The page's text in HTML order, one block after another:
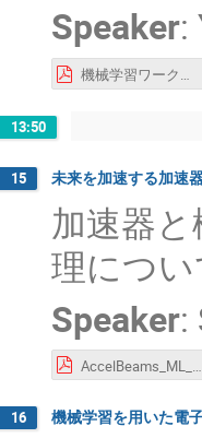
Speaker:
機械学習ワークショップ_末次.pdf
13:50
15 未来を加速する加速
加速器
理につ
Speaker:
AccelBeams_ML_WS_2023_Kuroguchi.pdf
16 機械学習を用いた電